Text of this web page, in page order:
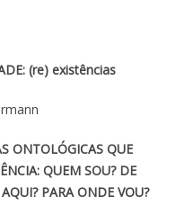
(re) existências
ONTOLÓGICAS QUE
QUEM SOU? DE
PARA ONDE VOU?